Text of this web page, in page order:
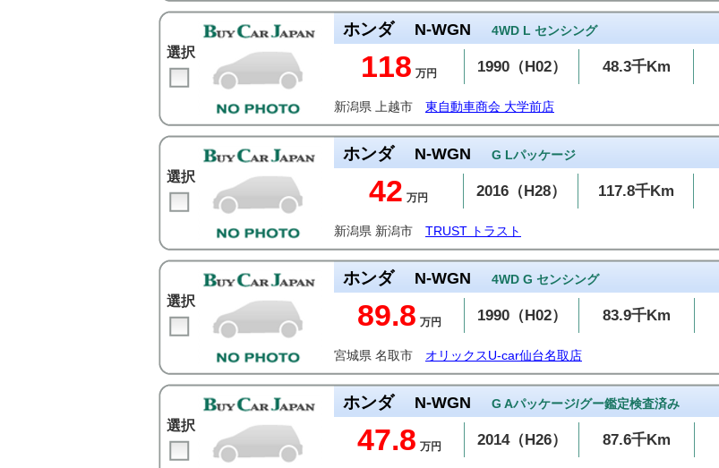
選択
ホンダ N-WGN 4WD L センシング
118 万円 1990（H02） 48.3千Km
新潟県 上越市 東自動車商会 大学前店
選択
ホンダ N-WGN G Lパッケージ
42 万円 2016（H28） 117.8千Km
新潟県 新潟市 TRUST トラスト
選択
ホンダ N-WGN 4WD G センシング
89.8 万円 1990（H02） 83.9千Km
宮城県 名取市 オリックスU-car仙台名取店
選択
ホンダ N-WGN G Aパッケージ/グー鑑定検査済み
47.8 万円 2014（H26） 87.6千Km